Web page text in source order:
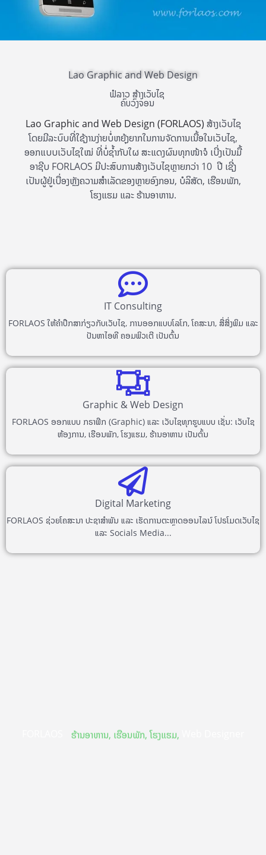
Lao Graphic and Web Design
ຟໍລາວ ສ້າງເວັບໄຊ
ຄົບວົງຈອນ
Lao Graphic and Web Design (FORLAOS) ສ້າງເວັບໄຊ
ໂດຍມີລະບົບທີ່ໃຊ້ງານງ່າຍບໍ່ຫຍຸ້ງຍາກໃນການຈັດການເນື້ອໃນເວັບໄຊ,
ອອກແບບເວັບໄຊໃໝ່ ທີ່ບໍ່ຊ້ຳກັບໃຜ ສະແດງຜົນທຸກໜ້າຈໍ ເບີ່ງເປັນມື້
ອາຊີບ FORLAOS ມີປະສົບການສ້າງເວັບໄຊຫຼາຍກວ່າ 10 ປີ ເຊີ່ງ
ເປັນຜູ້ຢູ່ເບື່ອງຫຼັງຄວາມສຳເລັດຂອງຫຼາຍອົງກອນ, ບໍລິສັດ, ເຮືອນພັກ,
ໂຮງແຮມ ແລະ ຮ້ານອາຫານ.
IT Consulting
FORLAOS ໃຫ້ຄຳປຶກສາກ່ຽວກັບເວັບໄຊ, ການອອກແບບໂລໂກ, ໂຄສະນາ, ສື່ສິ່ງພິມ ແລະ
ປັນຫາໄອທີ ຄອມພິວເຕີ ເປັນຕົ້ນ
Graphic & Web Design
FORLAOS ອອກແບບ ກຣາຟິກ (Graphic) ແລະ ເວັບໄຊທຸກຮູບແບບ ເຊັ່ນ: ເວັບໄຊ
ຫ້ອງການ, ເຮືອນພັກ, ໂຮງແຮມ, ຮ້ານອາຫານ ເປັນຕົ້ນ
Digital Marketing
FORLAOS ຊ່ວຍໂຄສະນາ ປະຊາສຳພັນ ແລະ ເຮັດການຕະຫຼາດອອນໄລນ໌ ໂປຣໂມດເວັບໄຊ
ແລະ Socials Media...
ຮ້ານອາຫານ, ເຮືອນພັກ, ໂຮງແຮມ,